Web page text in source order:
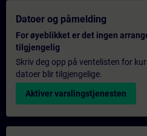
Datoer og påmelding
For øyeblikket er det ingen
tilgjengelig
Skriv deg opp på ventelisten for
datoer blir tilgjengelige.
Aktiver varslingstjenesten